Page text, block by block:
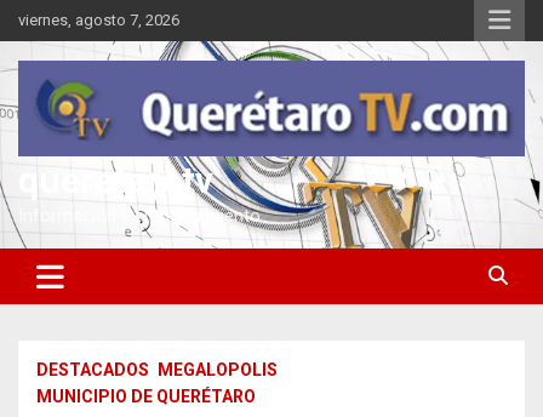
Saltar
al
contenido
viernes, agosto 7, 2026
queretarotv
Información y entretenimiento
DESTACADOS
MEGALOPOLIS
MUNICIPIO DE QUERÉTARO